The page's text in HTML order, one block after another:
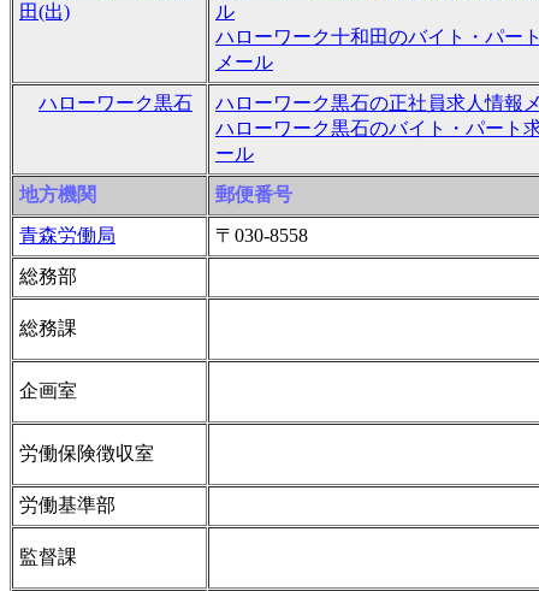
田(出)
ル
ハローワーク十和田のバイト・パー
メール
ハローワーク黒石
ハローワーク黒石の正社員求人情報
ハローワーク黒石のバイト・パート
ール
地方機関
郵便番号
青森労働局
〒030-8558
総務部
総務課
企画室
労働保険徴収室
労働基準部
監督課